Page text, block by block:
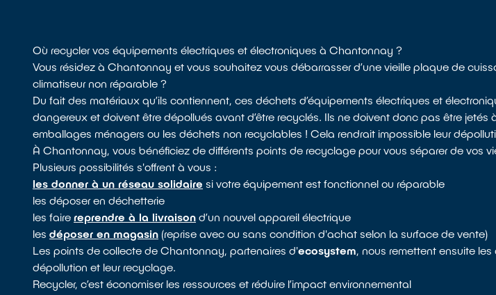
Où recycler vos équipements électriques et électroniques à Chantonnay ?
Vous résidez à Chantonnay et vous souhaitez vous débarrasser d’une vieille plaque de
climatiseur non réparable ?
Du fait des matériaux qu’ils contiennent, ces déchets d’équipements électriques et
dangereux et doivent être dépollués avant d’être recyclés. Ils ne doivent donc pas être
emballages ménagers ou les déchets non recyclables ! Cela rendrait impossible leur
À Chantonnay, vous bénéficiez de différents points de recyclage pour vous séparer de vos
Plusieurs possibilités s'offrent à vous :
les donner à un réseau solidaire si votre équipement est fonctionnel ou réparable
les déposer en déchetterie
les fairereprendre à la livraison d’un nouvel appareil électrique
lesdéposer en magasin (reprise avec ou sans condition d'achat selon la surface de vente)
Les points de collecte de Chantonnay, partenaires d'ecosystem, nous remettent ensuite
dépollution et leur recyclage.
Recycler, c’est économiser les ressources et réduire l’impact environnemental